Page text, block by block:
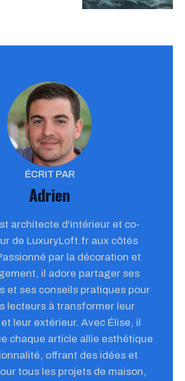
ÉCRIT PAR
Adrien
architecte d'intérieur et co-
de LuxuryLoft.fr aux côtés
par la décoration et
il adore partager ses
et ses conseils pratiques pour
lecteurs à transformer leur
leur extérieur. Avec Élise, il
chaque article allie esthétique
offrant des idées et
tous les projets de maison,